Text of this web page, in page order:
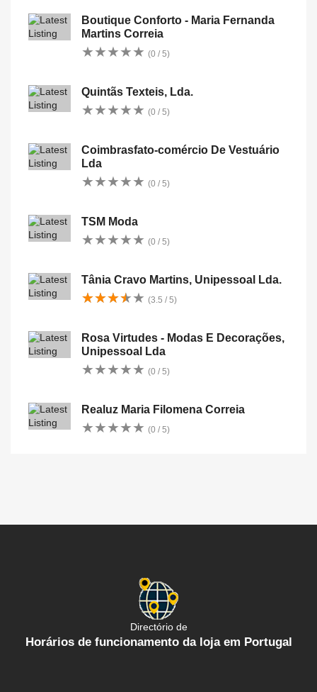
Boutique Conforto - Maria Fernanda
Martins Correia
★★★★★
★★★★★ (0 / 5)
Quintãs Texteis, Lda.
★★★★★
★★★★★ (0 / 5)
Coimbrasfato-comércio De Vestuário
Lda
★★★★★
★★★★★ (0 / 5)
TSM Moda
★★★★★
★★★★★ (0 / 5)
Tânia Cravo Martins, Unipessoal Lda.
★★★★★
★★★★★ (3.5 / 5)
Rosa Virtudes - Modas E Decorações,
Unipessoal Lda
★★★★★
★★★★★ (0 / 5)
Realuz Maria Filomena Correia
★★★★★
★★★★★ (0 / 5)
Directório de
Horários de funcionamento da loja em Portugal